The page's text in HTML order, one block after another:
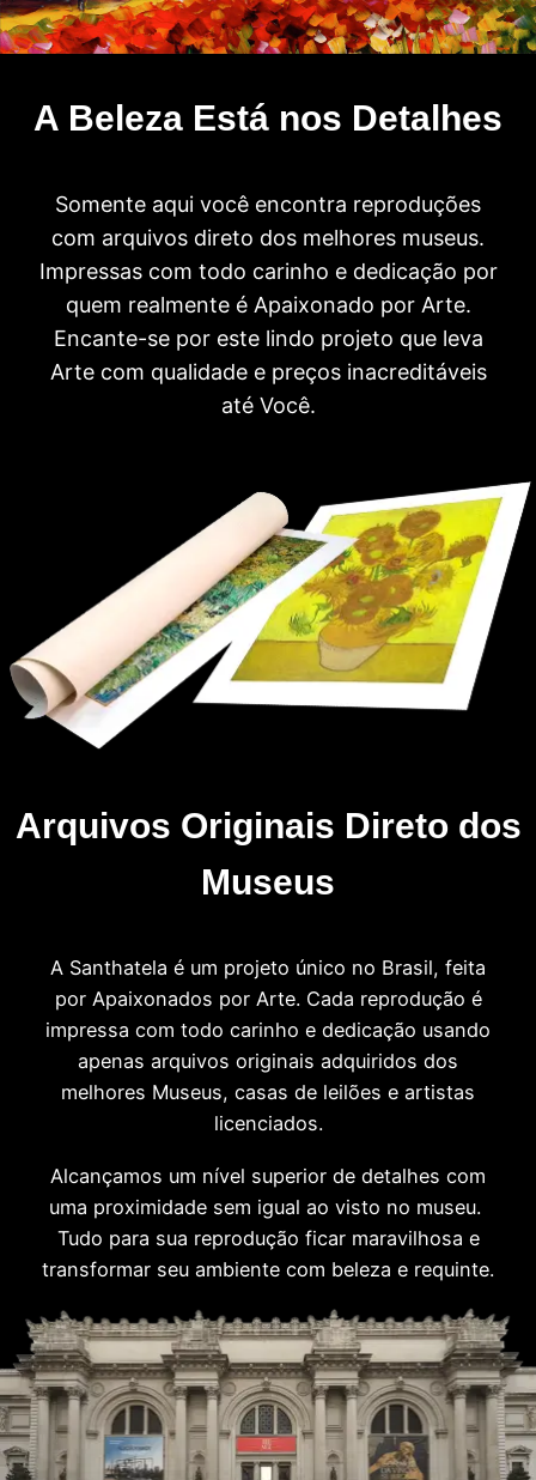
A Beleza Está nos Detalhes
Somente aqui você encontra reproduções
com arquivos direto dos melhores museus.
Impressas com todo carinho e dedicação por
quem realmente é Apaixonado por Arte.
Encante-se por este lindo projeto que leva
Arte com qualidade e preços inacreditáveis
até Você.
Arquivos Originais Direto dos
Museus
A Santhatela é um projeto único no Brasil, feita
por Apaixonados por Arte. Cada reprodução é
impressa com todo carinho e dedicação usando
apenas arquivos originais adquiridos dos
melhores Museus, casas de leilões e artistas
licenciados.
Alcançamos um nível superior de detalhes com
uma proximidade sem igual ao visto no museu.
Tudo para sua reprodução ficar maravilhosa e
transformar seu ambiente com beleza e requinte.